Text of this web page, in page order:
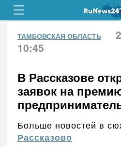
ТАМБОВСКАЯ ОБЛАСТЬ
10:45
В Рассказове
заявок на
Больше новостей в
Рассказово